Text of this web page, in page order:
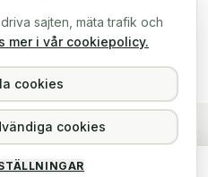
ÖPPETTIDER
Mån–Fre 10–16
Hitta hit →
Original Dell Skärm 14" FHD IPS för bl.a. Latitude 7480 7490 (A-Klass)
sajten, mäta trafik och
mer i vår cookiepolicy.
cookies
cookies